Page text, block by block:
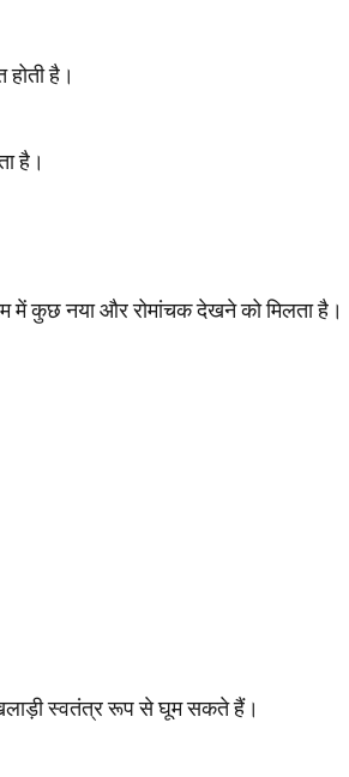
है।
है।
में कुछ नया और रोमांचक देखने को मिलता है।
स्वतंत्र रूप से घूम सकते हैं।